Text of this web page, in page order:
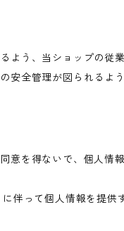
よう、当ショップの従
全管理が図られるよ
意を得ないで、個人情
伴って個人情報を提供